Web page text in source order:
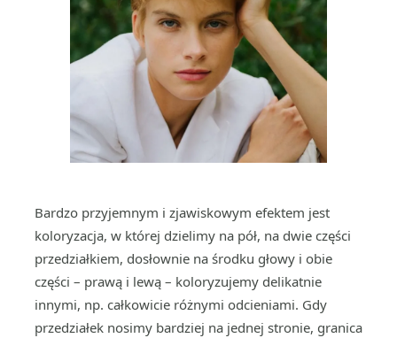
Bardzo przyjemnym i zjawiskowym efektem jest
koloryzacja, w której dzielimy na pół, na dwie części
przedziałkiem, dosłownie na środku głowy i obie
części – prawą i lewą – koloryzujemy delikatnie
innymi, np. całkowicie różnymi odcieniami. Gdy
przedziałek nosimy bardziej na jednej stronie, granica